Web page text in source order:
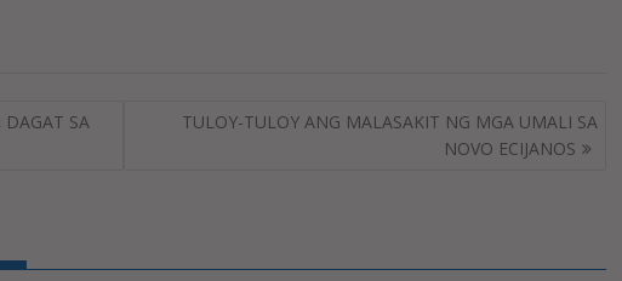
SA
TULOY-TULOY ANG MALASAKIT NG MGA UMALI SA
NOVO ECIJANOS